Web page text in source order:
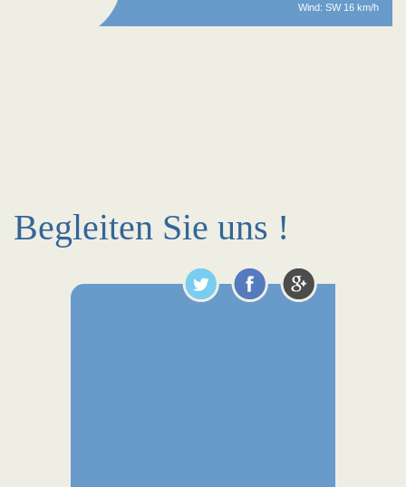
Wind: SW 16 km/h
Begleiten Sie uns !